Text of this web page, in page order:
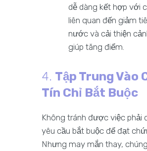
dễ dàng kết hợp với
liên quan đến giảm
nước và cải thiện
giúp tăng điểm.
4. Tập Trung Vào
Tín Chỉ Bắt Buộc
Không tránh được việc phải
yêu cầu bắt buộc để đạt
Nhưng may mắn thay,